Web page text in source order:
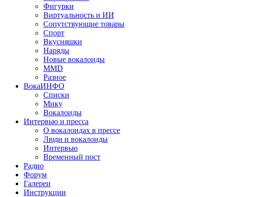
Фигурки
Виртуальность и ИИ
Сопутствующие товары
Спорт
Вкусняшки
Наряды
Новые вокалоиды
MMD
Разное
ВокаИНФО
Списки
Мику
Вокалоиды
Интервью и пресса
О вокалоидах в прессе
Люди и вокалоиды
Интервью
Временный пост
Радио
Форум
Галереи
Инструкции